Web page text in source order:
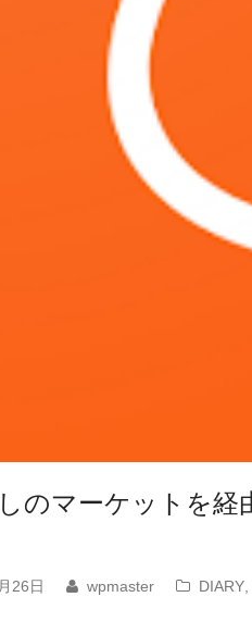
しのマーケットを
26日 wpmaster DIARY